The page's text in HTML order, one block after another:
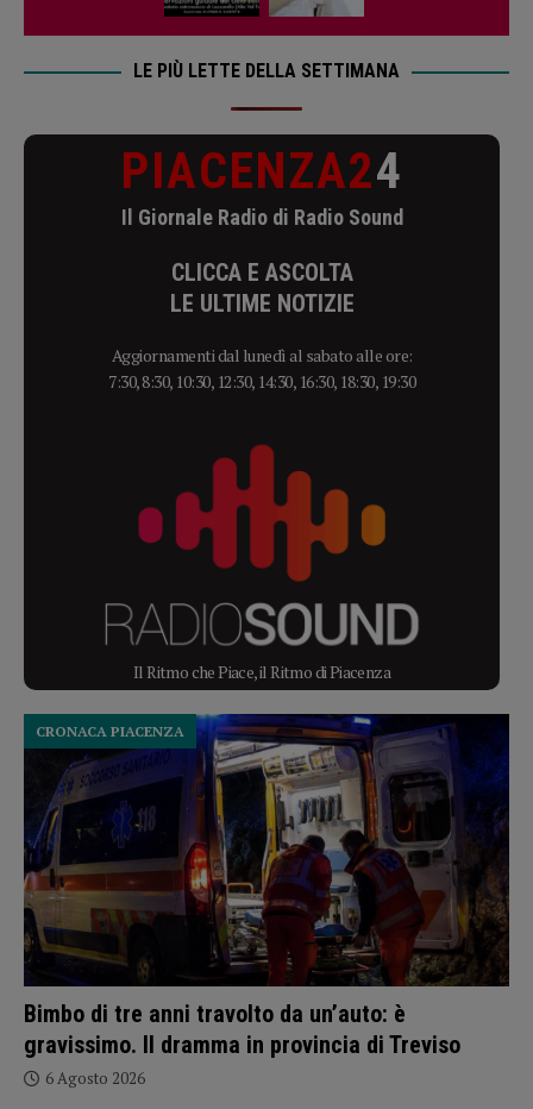
LE PIÙ LETTE DELLA SETTIMANA
PIACENZA24
Il Giornale Radio di Radio Sound
CLICCA E ASCOLTA
LE ULTIME NOTIZIE
Aggiornamenti dal lunedì al sabato alle ore:
7:30, 8:30, 10:30, 12:30, 14:30, 16:30, 18:30, 19:30
Il Ritmo che Piace, il Ritmo di Piacenza
Bimbo di tre anni travolto da un’auto: è
gravissimo. Il dramma in provincia di Treviso
CRONACA PIACENZA
6 Agosto 2026